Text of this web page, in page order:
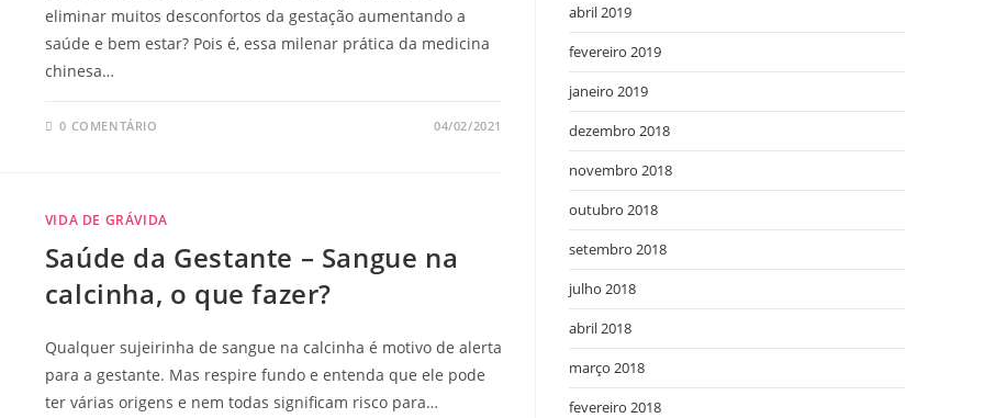
eliminar muitos desconfortos da gestação aumentando a
saúde e bem estar? Pois é, essa milenar prática da medicina
chinesa…
0 COMENTÁRIO 04/02/2021
VIDA DE GRÁVIDA
Saúde da Gestante – Sangue na
calcinha, o que fazer?
Qualquer sujeirinha de sangue na calcinha é motivo de alerta
para a gestante. Mas respire fundo e entenda que ele pode
ter várias origens e nem todas significam risco para…
abril 2019
fevereiro 2019
janeiro 2019
dezembro 2018
novembro 2018
outubro 2018
setembro 2018
julho 2018
abril 2018
março 2018
fevereiro 2018